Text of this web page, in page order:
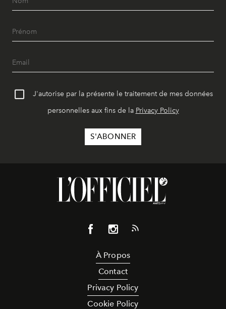
J'autorise par la présente le traitement de mes données
personnelles aux fins de la Privacy Policy
À Propos
Contact
Privacy Policy
Cookie Policy